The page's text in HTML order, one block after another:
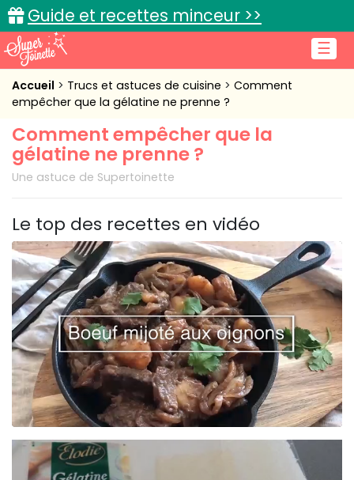
☰
Guide et recettes minceur >>
Accueil
Cuisine pratique
Connexion
Accueil Trucs et astuces de cuisine
Comment
empêcher que la gélatine ne prenne ?
Comment empêcher que la
gélatine ne prenne ?
Une astuce de Supertoinette
Le top des recettes en vidéo